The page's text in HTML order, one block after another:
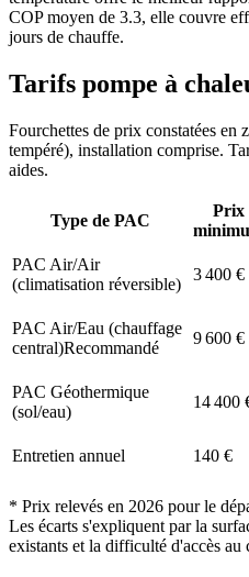
COP moyen de 3.3, elle couvre
jours de chauffe.
Tarifs pompe à
Fourchettes de prix constatées en
tempéré), installation comprise.
aides.
Type de PAC
Prix
PAC Air/Air
(climatisation réversible)
3 400 €
PAC Air/Eau (chauffage
central)Recommandé
9 600 €
PAC Géothermique
(sol/eau)
14 400
Entretien annuel
140 €
* Prix relevés en 2026 pour le
Les écarts s'expliquent par la
existants et la difficulté d'accès au